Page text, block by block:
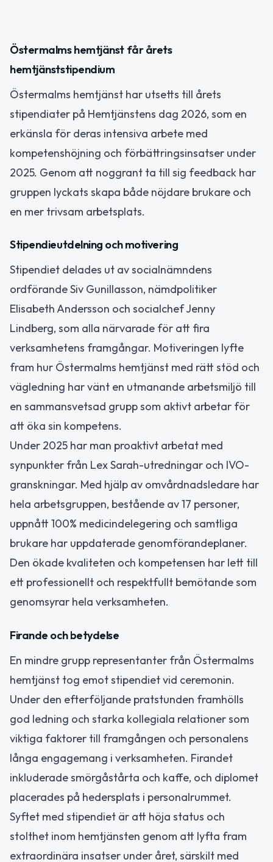
Östermalms hemtjänst får årets
hemtjänststipendium
Östermalms hemtjänst har utsetts till årets
stipendiater på Hemtjänstens dag 2026, som en
erkänsla för deras intensiva arbete med
kompetenshöjning och förbättringsinsatser under
2025. Genom att noggrant ta till sig feedback har
gruppen lyckats skapa både nöjdare brukare och
en mer trivsam arbetsplats.
Stipendieutdelning och motivering
Stipendiet delades ut av socialnämndens
ordförande Siv Gunillasson, nämdpolitiker
Elisabeth Andersson och socialchef Jenny
Lindberg, som alla närvarade för att fira
verksamhetens framgångar. Motiveringen lyfte
fram hur Östermalms hemtjänst med rätt stöd och
vägledning har vänt en utmanande arbetsmiljö till
en sammansvetsad grupp som aktivt arbetar för
att öka sin kompetens.
Under 2025 har man proaktivt arbetat med
synpunkter från Lex Sarah-utredningar och IVO-
granskningar. Med hjälp av omvårdnadsledare har
hela arbetsgruppen, bestående av 17 personer,
uppnått 100% medicindelegering och samtliga
brukare har uppdaterade genomförandeplaner.
Den ökade kvaliteten och kompetensen har lett till
ett professionellt och respektfullt bemötande som
genomsyrar hela verksamheten.
Firande och betydelse
En mindre grupp representanter från Östermalms
hemtjänst tog emot stipendiet vid ceremonin.
Under den efterföljande pratstunden framhölls
god ledning och starka kollegiala relationer som
viktiga faktorer till framgången och personalens
långa engagemang i verksamheten. Firandet
inkluderade smörgåstårta och kaffe, och diplomet
placerades på hedersplats i personalrummet.
Syftet med stipendiet är att höja status och
stolthet inom hemtjänsten genom att lyfta fram
extraordinära insatser under året, särskilt med